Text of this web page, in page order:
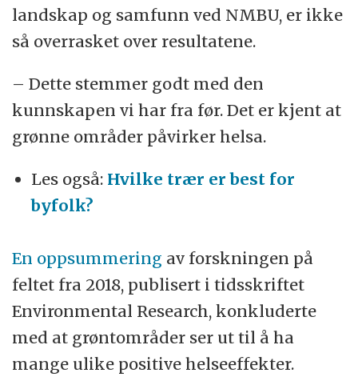
landskap og samfunn ved NMBU, er ikke
så overrasket over resultatene.
– Dette stemmer godt med den
kunnskapen vi har fra før. Det er kjent at
grønne områder påvirker helsa.
Les også: Hvilke trær er best for
byfolk?
En oppsummering av forskningen på
feltet fra 2018, publisert i tidsskriftet
Environmental Research, konkluderte
med at grøntområder ser ut til å ha
mange ulike positive helseeffekter.